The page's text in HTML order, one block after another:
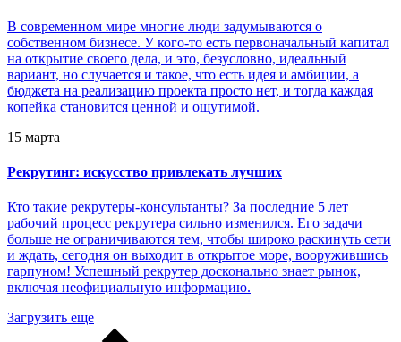
В современном мире многие люди задумываются о
собственном бизнесе. У кого-то есть первоначальный капитал
на открытие своего дела, и это, безусловно, идеальный
вариант, но случается и такое, что есть идея и амбиции, а
бюджета на реализацию проекта просто нет, и тогда каждая
копейка становится ценной и ощутимой.
15 марта
Рекрутинг: искусство привлекать лучших
Кто такие рекрутеры-консультанты? За последние 5 лет
рабочий процесс рекрутера сильно изменился. Его задачи
больше не ограничиваются тем, чтобы широко раскинуть сети
и ждать, сегодня он выходит в открытое море, вооружившись
гарпуном! Успешный рекрутер досконально знает рынок,
включая неофициальную информацию.
Загрузить еще